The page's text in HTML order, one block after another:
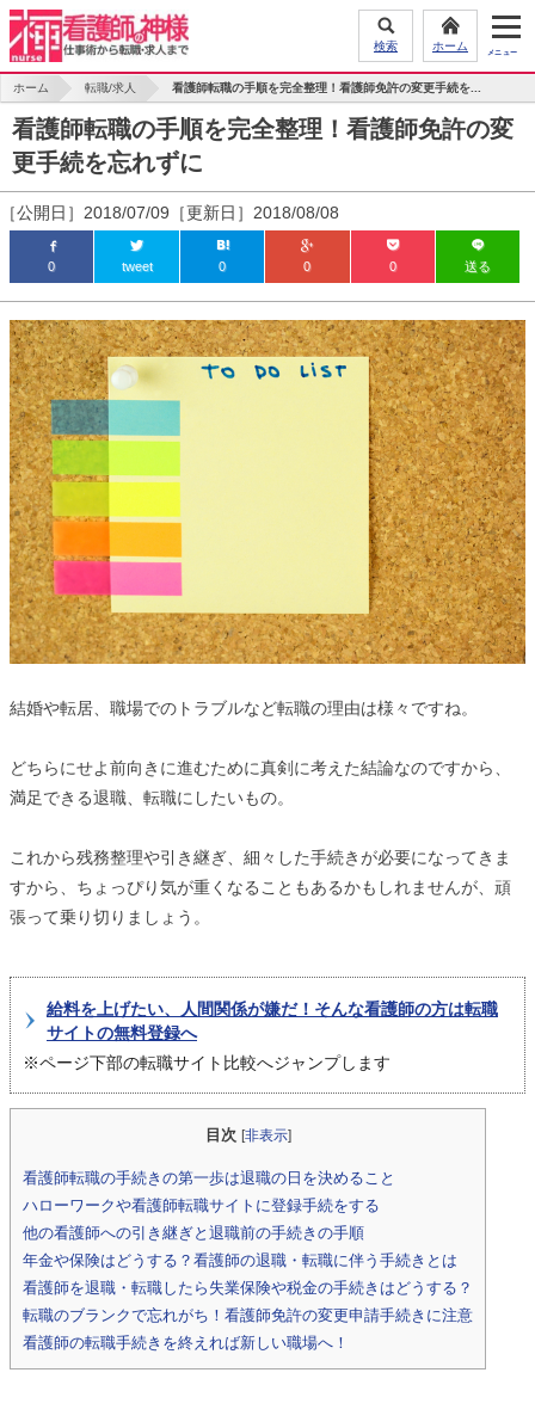
検索 ホーム
ホーム 転職/求人 看護師転職の手順を完全整理！看護師免許の変更手続を...
看護師転職の手順を完全整理！看護師免許の変
更手続を忘れずに
［公開日］2018/07/09［更新日］2018/08/08
0 tweet 0 0 0 送る
結婚や転居、職場でのトラブルなど転職の理由は様々ですね。
どちらにせよ前向きに進むために真剣に考えた結論なのですから、
満足できる退職、転職にしたいもの。
これから残務整理や引き継ぎ、細々した手続きが必要になってきま
すから、ちょっぴり気が重くなることもあるかもしれませんが、頑
張って乗り切りましょう。
給料を上げたい、人間関係が嫌だ！そんな看護師の方は転職
サイトの無料登録へ
※ページ下部の転職サイト比較へジャンプします
目次 [非表示]
看護師転職の手続きの第一歩は退職の日を決めること
ハローワークや看護師転職サイトに登録手続をする
他の看護師への引き継ぎと退職前の手続きの手順
年金や保険はどうする？看護師の退職・転職に伴う手続きとは
看護師を退職・転職したら失業保険や税金の手続きはどうする？
転職のブランクで忘れがち！看護師免許の変更申請手続きに注意
看護師の転職手続きを終えれば新しい職場へ！